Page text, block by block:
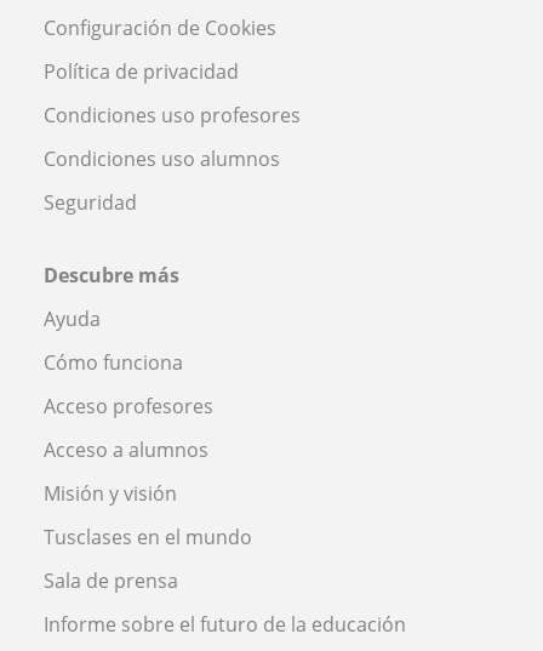
Configuración de Cookies
Política de privacidad
Condiciones uso profesores
Condiciones uso alumnos
Seguridad
Descubre más
Ayuda
Cómo funciona
Acceso profesores
Acceso a alumnos
Misión y visión
Tusclases en el mundo
Sala de prensa
Informe sobre el futuro de la educación